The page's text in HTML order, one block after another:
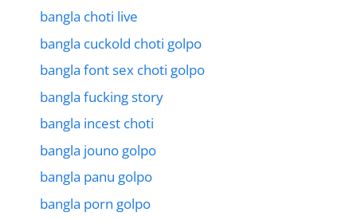
bangla choti live
bangla cuckold choti golpo
bangla font sex choti golpo
bangla fucking story
bangla incest choti
bangla jouno golpo
bangla panu golpo
bangla porn golpo